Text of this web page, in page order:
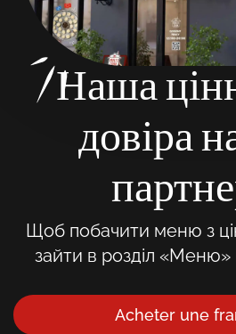
Наша
довіра
Щоб побачити меню з
зайти в розділ «Меню»
Acheter une